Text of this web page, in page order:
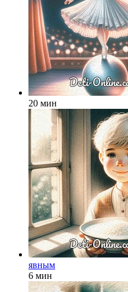
20 мин
явным
6 мин